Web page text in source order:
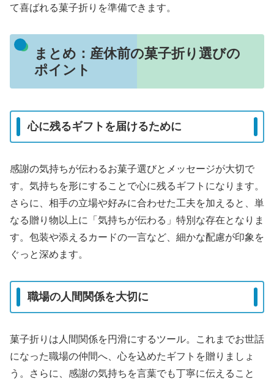
て喜ばれる菓子折りを準備できます。
まとめ：産休前の菓子折り選びの
ポイント
心に残るギフトを届けるために
感謝の気持ちが伝わるお菓子選びとメッセージが大切で
す。気持ちを形にすることで心に残るギフトになります。
さらに、相手の立場や好みに合わせた工夫を加えると、単
なる贈り物以上に「気持ちが伝わる」特別な存在となりま
す。包装や添えるカードの一言など、細かな配慮が印象を
ぐっと深めます。
職場の人間関係を大切に
菓子折りは人間関係を円滑にするツール。これまでお世話
になった職場の仲間へ、心を込めたギフトを贈りましょ
う。さらに、感謝の気持ちを言葉でも丁寧に伝えること